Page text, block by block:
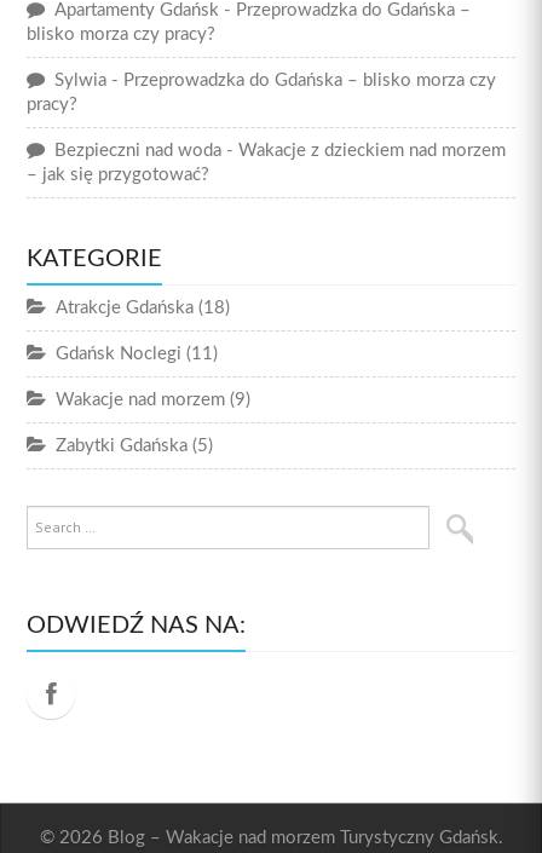
Apartamenty Gdańsk - Przeprowadzka do Gdańska –
blisko morza czy pracy?
Sylwia - Przeprowadzka do Gdańska – blisko morza czy
pracy?
Bezpieczni nad woda -Wakacje z dzieckiem nad morzem
– jak się przygotować?
KATEGORIE
Atrakcje Gdańska (18)
Gdańsk Noclegi (11)
Wakacje nad morzem (9)
Zabytki Gdańska (5)
ODWIEDŹ NAS NA:
© 2026 Blog – Wakacje nad morzem Turystyczny Gdańsk.